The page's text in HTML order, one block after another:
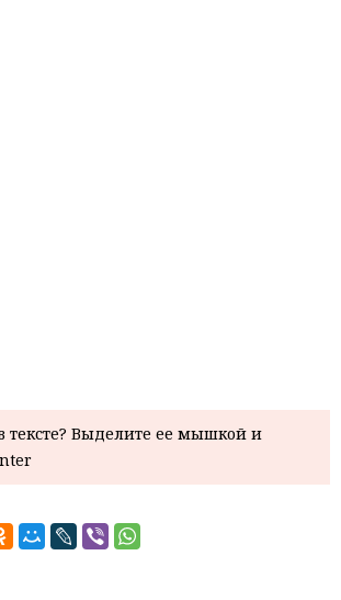
Выделите ее мышкой и